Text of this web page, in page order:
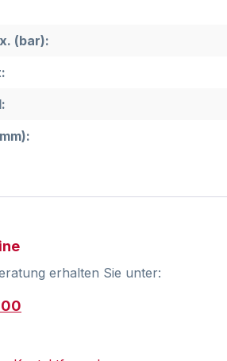
(bar):
erhalten Sie unter: